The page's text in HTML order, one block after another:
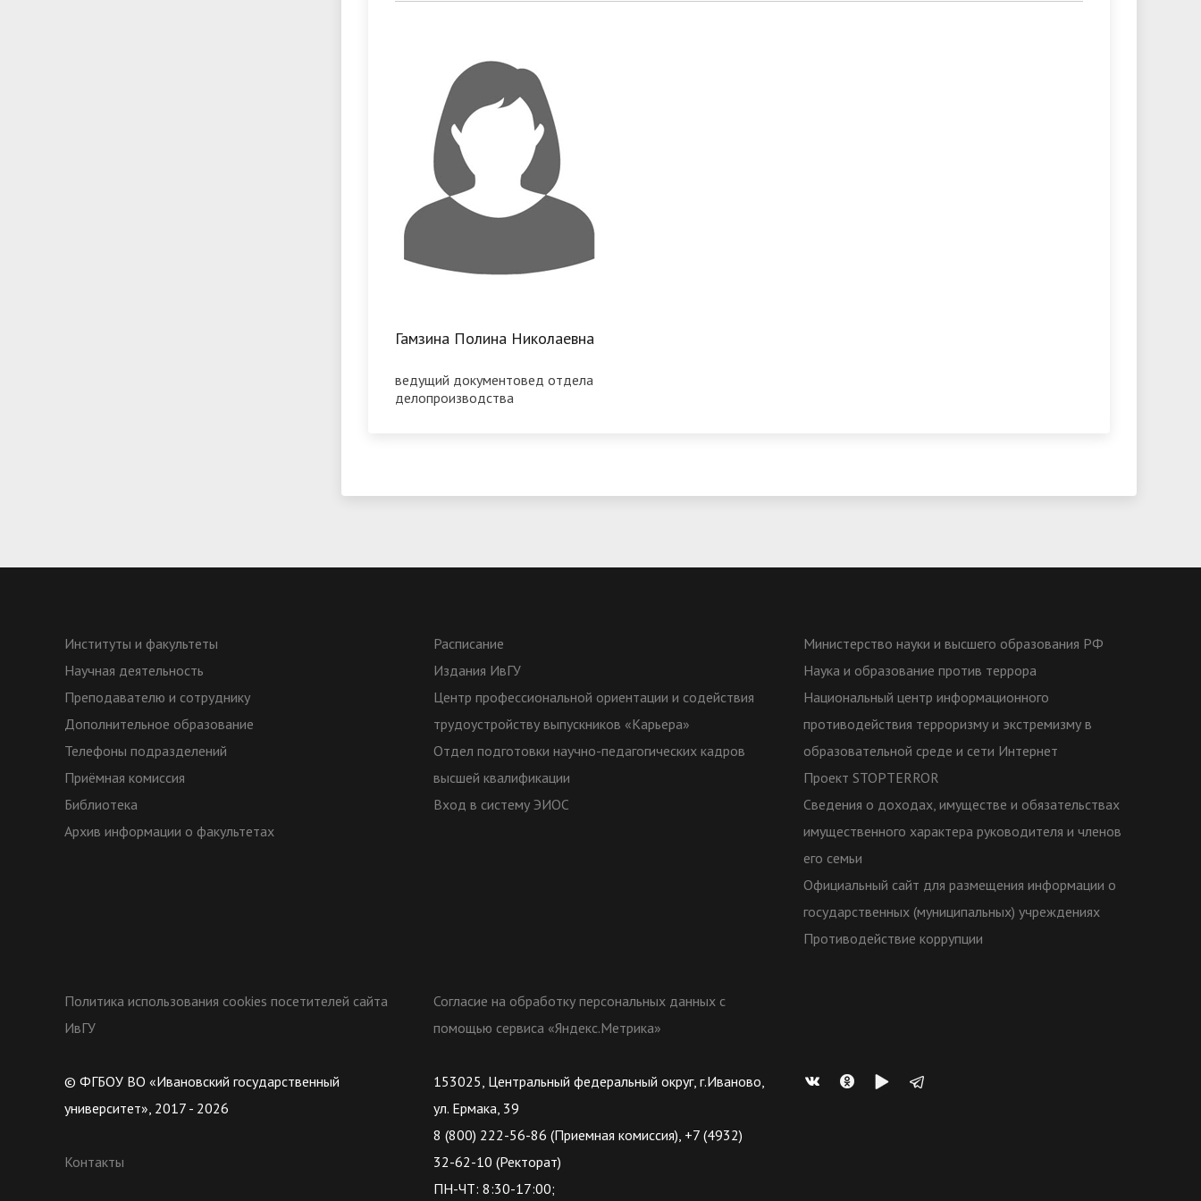
Гамзина Полина Николаевна
ведущий документовед отдела
делопроизводства
Институты и факультеты
Научная деятельность
Преподавателю и сотруднику
Дополнительное образование
Телефоны подразделений
Приёмная комиссия
Библиотека
Архив информации о факультетах
Расписание
Издания ИвГУ
Центр профессиональной ориентации и содействия
трудоустройству выпускников «Карьера»
Отдел подготовки научно-педагогических кадров
высшей квалификации
Вход в систему ЭИОС
Министерство науки и высшего образования РФ
Наука и образование против террора
Национальный центр информационного
противодействия терроризму и экстремизму в
образовательной среде и сети Интернет
Проект STOPTERROR
Сведения о доходах, имуществе и обязательствах
имущественного характера руководителя и членов
его семьи
Официальный сайт для размещения информации о
государственных (муниципальных) учреждениях
Противодействие коррупции
Политика использования cookies посетителей сайта
ИвГУ
Согласие на обработку персональных данных с
помощью сервиса «Яндекс.Метрика»
© ФГБОУ ВО «Ивановский государственный
университет», 2017 - 2026
Контакты
153025, Центральный федеральный округ, г.Иваново,
ул. Ермака, 39
8 (800) 222-56-86 (Приемная комиссия), +7 (4932)
32-62-10 (Ректорат)
ПН-ЧТ: 8:30-17:00;